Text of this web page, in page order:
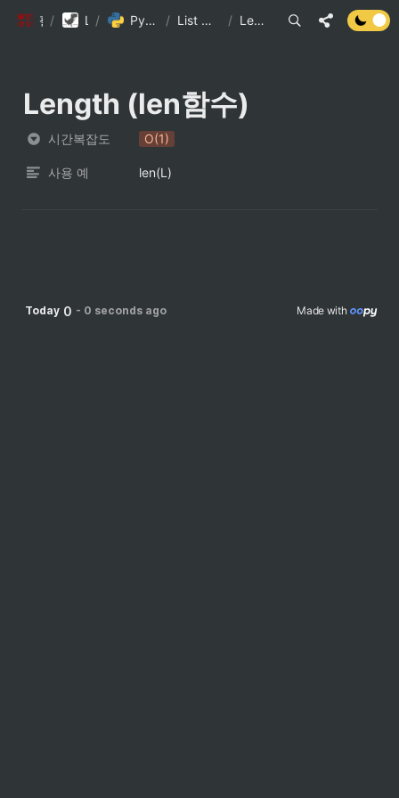
팔만코딩경
/ Library DB
/ Python 내장 자료구조의 시간복잡도 / List Method 시간 복잡도 / Length (len함수)
Length (len함수)
시간복잡도 O(1)
사용 예 len(L)
Today 0 - 0 seconds ago Made with